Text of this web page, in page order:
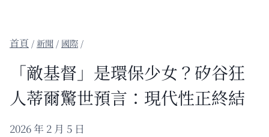
/新聞 / 國際 /
「敵基督」是環保少女？矽谷狂
人蒂爾驚世預言：現代性正終結
2026 年 2 月 5 日